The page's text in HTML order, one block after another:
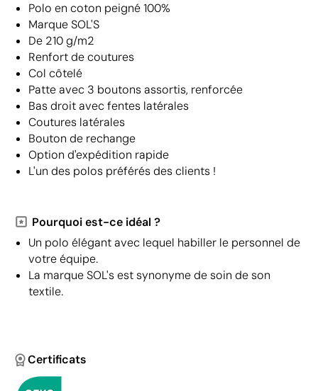
Polo en coton peigné 100%
Marque SOL'S
De 210 g/m2
Renfort de coutures
Col côtelé
Patte avec 3 boutons assortis, renforcée
Bas droit avec fentes latérales
Coutures latérales
Bouton de rechange
Option d'expédition rapide
L'un des polos préférés des clients !
Pourquoi est-ce idéal ?
Un polo élégant avec lequel habiller le personnel de
votre équipe.
La marque SOL's est synonyme de soin de son
textile.
Certificats